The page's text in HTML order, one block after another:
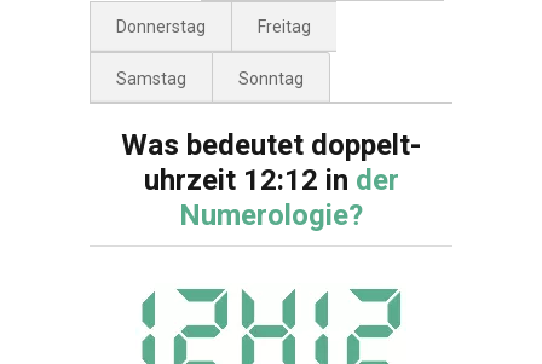
Donnerstag Freitag
Samstag Sonntag
Was bedeutet doppelt-
uhrzeit 12:12 in der
Numerologie?